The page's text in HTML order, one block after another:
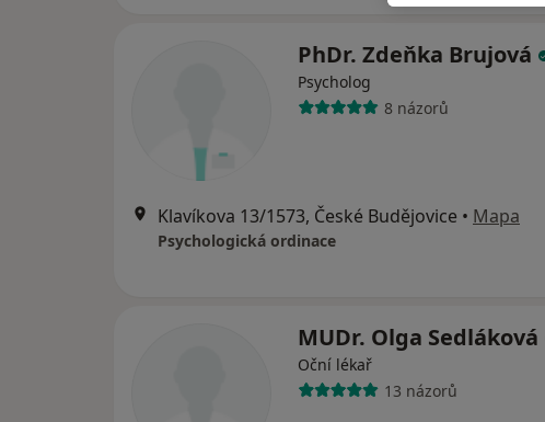
PhDr. Zdeňka Brujová
Psycholog
8 názorů
Klavíkova 13/1573, České Budějovice • Mapa
Psychologická ordinace
MUDr. Olga Sedláková
Oční lékař
13 názorů